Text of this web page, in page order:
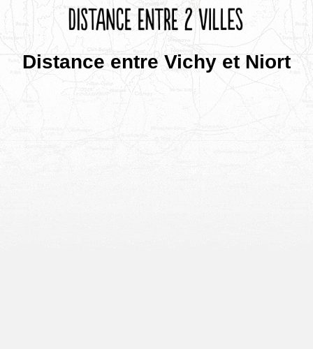
Distance entre Vichy et Niort